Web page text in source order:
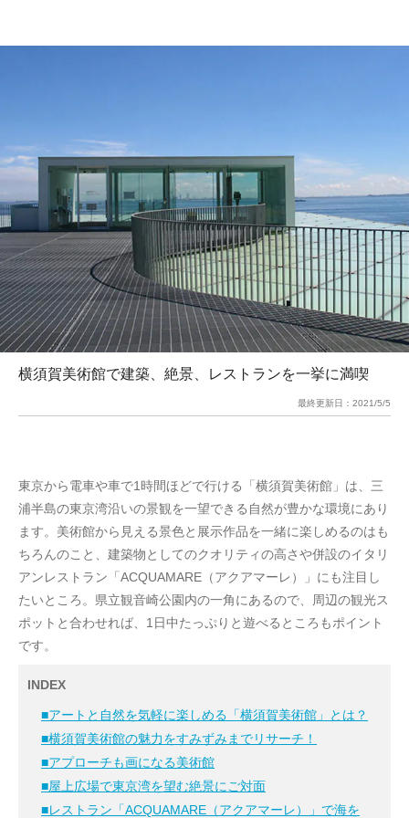
横須賀美術館で建築、絶景、レストランを一挙に満喫
最終更新日： 2021/5/5
東京から電車や車で1時間ほどで行ける「横須賀美術館」は、三
浦半島の東京湾沿いの景観を一望できる自然が豊かな環境にあり
ます。美術館から見える景色と展示作品を一緒に楽しめるのはも
ちろんのこと、建築物としてのクオリティの高さや併設のイタリ
アンレストラン「ACQUAMARE（アクアマーレ）」にも注目し
たいところ。県立観音崎公園内の一角にあるので、周辺の観光ス
ポットと合わせれば、1日中たっぷりと遊べるところもポイント
です。
INDEX
■アートと自然を気軽に楽しめる「横須賀美術館」とは？
■横須賀美術館の魅力をすみずみまでリサーチ！
■アプローチも画になる美術館
■屋上広場で東京湾を望む絶景にご対面
■レストラン「ACQUAMARE（アクアマーレ）」で海を